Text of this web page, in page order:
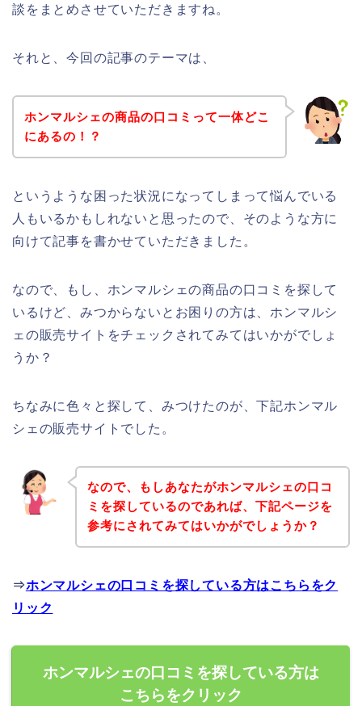
談をまとめさせていただきますね。
それと、今回の記事のテーマは、
ホンマルシェの商品の口コミって一体どこ
にあるの！？
というような困った状況になってしまって悩んでいる
人もいるかもしれないと思ったので、そのような方に
向けて記事を書かせていただきました。
なので、もし、ホンマルシェの商品の口コミを探して
いるけど、みつからないとお困りの方は、ホンマルシ
ェの販売サイトをチェックされてみてはいかがでしょ
うか？
ちなみに色々と探して、みつけたのが、下記ホンマル
シェの販売サイトでした。
なので、もしあなたがホンマルシェの口コ
ミを探しているのであれば、下記ページを
参考にされてみてはいかがでしょうか？
⇒ホンマルシェの口コミを探している方はこちらをク
リック
ホンマルシェの口コミを探している方は
こちらをクリック